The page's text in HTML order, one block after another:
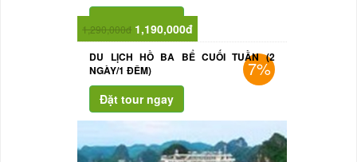
7%
1,290,000đ 1,190,000đ
DU LỊCH HỒ BA BỂ CUỐI TUẦN (2
NGÀY/1 ĐÊM)